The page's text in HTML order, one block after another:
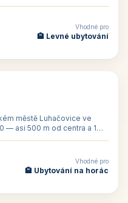
Vhodné pro
🏨 Levné ubytování
městě Luhačovice ve
— asi 500 m od centra a 1
Vhodné pro
🏨 Ubytování na horác